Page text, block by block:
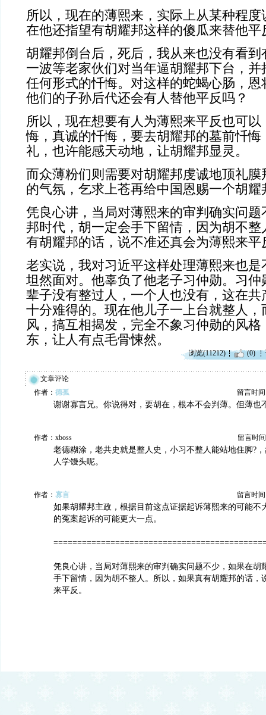
所以，现在的薄熙来，实际上从某种程
在他还指望有胡耀邦这样的傻瓜来替他平
胡耀邦倒台后，死后，我从来也没有看
一波等老家伙们对当年逼胡耀邦下台，
任何形式的忏悔。对这样的蛇蝎心肠，
他们的子孙后代还会有人替他平反吗？
所以，现在想要有人为薄熙来平反也可
悔，真诚的忏悔，要去胡耀邦的墓前忏
礼，也许能感天动地，让胡耀邦显灵。
而众薄粉们则需要对胡耀邦虔诚地顶礼
的气氛，乞求上苍再给中国恩赐一个胡耀
凭良心讲，当局对薄熙来的审判确实问
邦时代，胡一定会手下留情，因为胡不
有胡耀邦的话，说不准还真会为薄熙来平
老实说，我对习近平这样处理薄熙来也
坦然面对。他辜负了他老子习仲勋。习
辈子没有整过人，一个人也没有，这在
十分难得的。现在他儿子一上台就整人
风，搞互相揭发，完全不象习仲勋的风
东，让人有点毛骨悚然。
浏览(11212) (0)
文章评论
作者： 德孤 留言时间
谢谢寡言兄。你说得对，要胡在，根本不会判薄。但薄也
作者：xboss 留言时
老德糊涂，老共史就是整人史，小习不整人能站地住脚?
人学馒头呢。
作者： 寡言 留言时间
如果胡耀邦主政，根据目前这点证据起诉薄熙来的可能不
的冤案起诉的可能更大一点。
凭良心讲，当局对薄熙来的审判确实问题不少，如果在胡
手下留情，因为胡不整人。所以，如果真有胡耀邦的话，
来平反。